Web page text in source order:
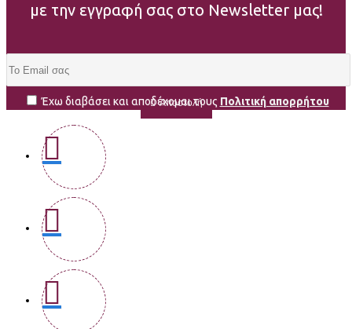
με την εγγραφή σας στο Newsletter μας!
Αποστολή
Έχω διαβάσει και αποδέχομαι τους Πολιτική απορρήτου